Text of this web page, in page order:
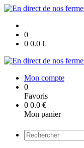
0
0 0.0 €
Mon compte
0
Favoris
0 0.0 €
Mon panier